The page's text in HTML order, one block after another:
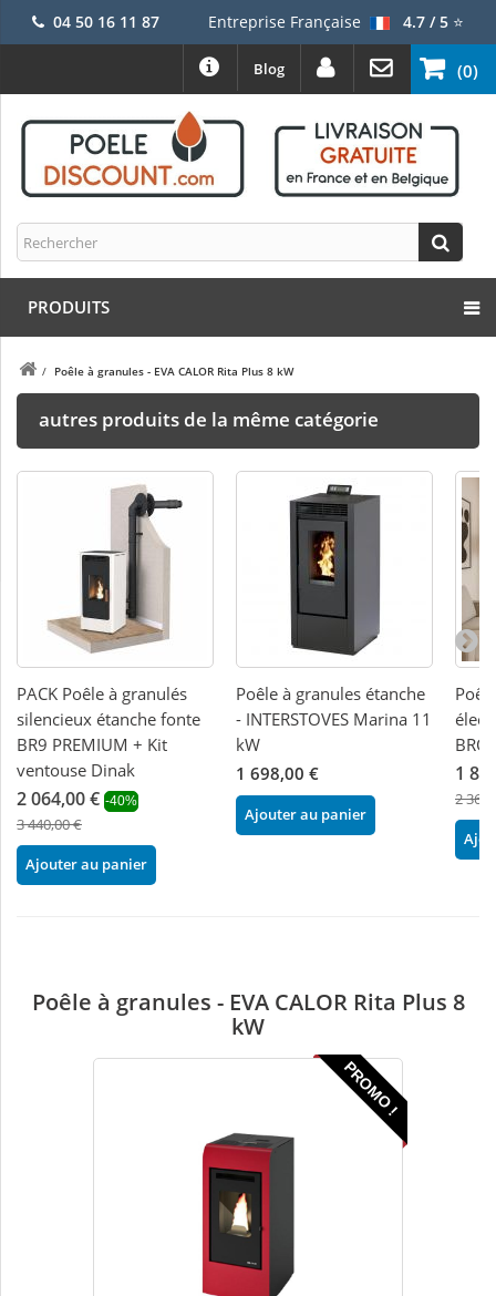
04 50 16 11 87 Entreprise Française 4.7 / 5⭐
(0)
Blog
PRODUITS
/ Poêle à granules - EVA CALOR Rita Plus 8 kW
autres produits de la même catégorie
PACK Poêle à granulés
silencieux étanche fonte
BR9 PREMIUM + Kit
ventouse Dinak
2 064,00 € -40%
3 440,00 €
Ajouter au panier
Poêle à granules étanche
- INTERSTOVES Marina 11
kW
1 698,00 €
Ajouter au panier
1
2
Poêle à granules - EVA CALOR Rita Plus 8
kW
PROMO !